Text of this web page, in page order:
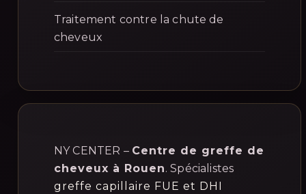
Traitement contre la chute de
cheveux
NY CENTER – Centre de greffe de
cheveux à Rouen. Spécialistes
greffe capillaire FUE et DHI